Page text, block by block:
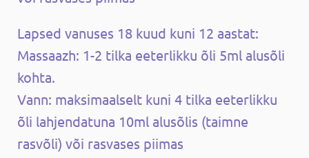
Lapsed vanuses 18 kuud kuni 12 aastat:
Massaazh: 1-2 tilka eeterlikku õli 5ml alusõli
kohta.
Vann: maksimaalselt kuni 4 tilka eeterlikku
õli lahjendatuna 10ml alusõlis (taimne
rasvõli) või rasvases piimas